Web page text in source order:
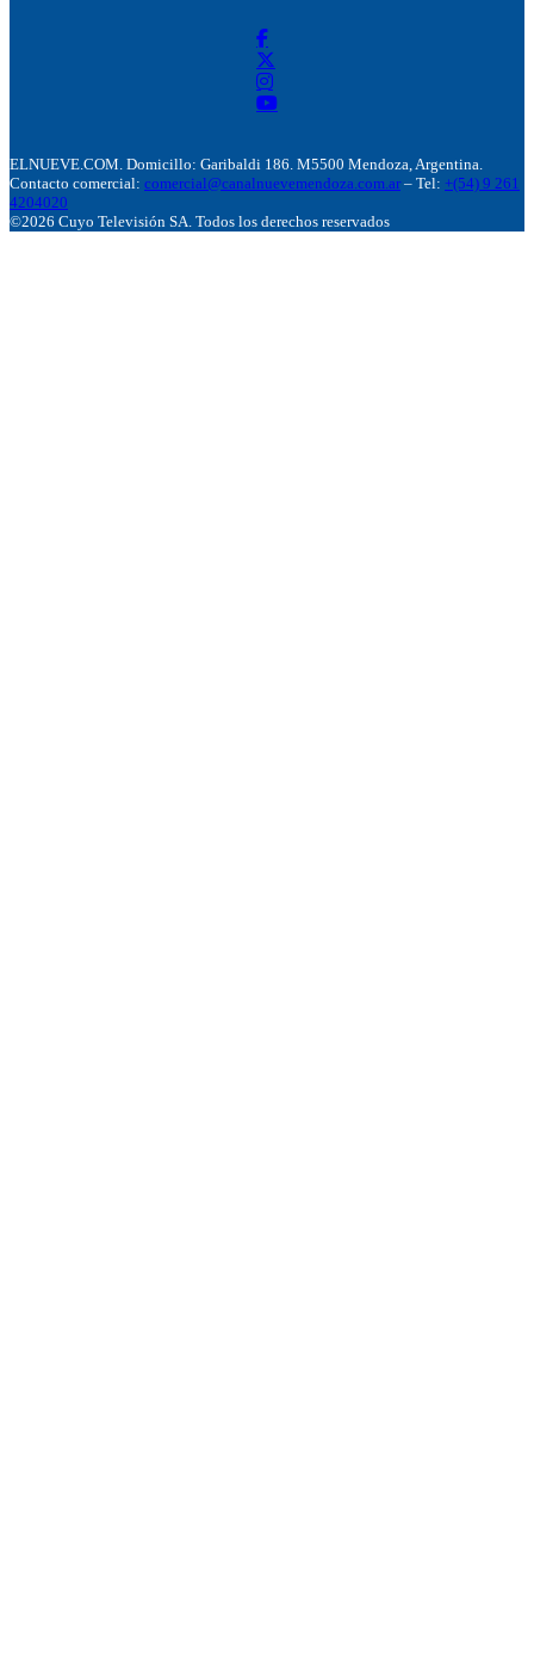
ELNUEVE.COM. Domicillo: Garibaldi 186. M5500 Mendoza, Argentina.
Contacto comercial: comercial@canalnuevemendoza.com.ar – Tel: +(54) 9 261
4204020
©2026 Cuyo Televisión SA. Todos los derechos reservados